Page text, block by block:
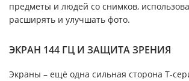
предметы и людей со снимков,
расширять и улучшать фото.
ЭКРАН 144 ГЦ И ЗАЩИТА ЗРЕНИЯ
Экраны – ещё одна сильная сторона T-